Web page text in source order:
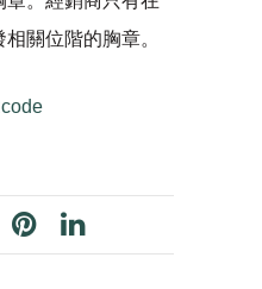
關位階的胸章。